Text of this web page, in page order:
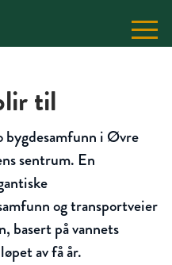
til
i Øvre
sentrum. En
og transportveier
basert på vannets
av få år.